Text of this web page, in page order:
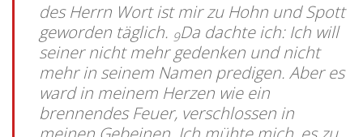
des Herrn Wort ist mir zu Hohn und Spott
geworden täglich. 9Da dachte ich: Ich will
seiner nicht mehr gedenken und nicht
mehr in seinem Namen predigen. Aber es
ward in meinem Herzen wie ein
brennendes Feuer, verschlossen in